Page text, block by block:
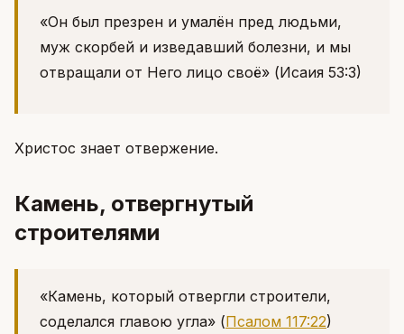
«Он был презрен и умалён пред людьми,
муж скорбей и изведавший болезни, и мы
отвращали от Него лицо своё» (Исаия 53:3)
Христос знает отвержение.
Камень, отвергнутый
строителями
«Камень, который отвергли строители,
соделался главою угла» (Псалом 117:22)